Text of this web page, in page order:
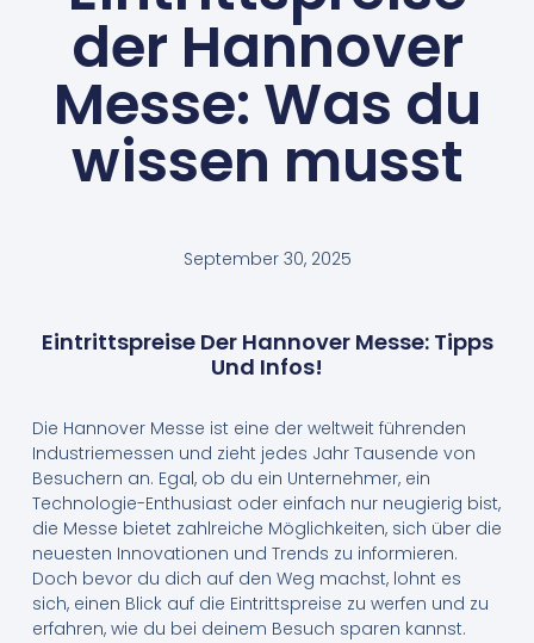
der Hannover
Messe: Was du
wissen musst
September 30, 2025
Eintrittspreise Der Hannover Messe: Tipps
Und Infos!
Die Hannover Messe ist eine der weltweit führenden
Industriemessen und zieht jedes Jahr Tausende von
Besuchern an. Egal, ob du ein Unternehmer, ein
Technologie-Enthusiast oder einfach nur neugierig bist,
die Messe bietet zahlreiche Möglichkeiten, sich über die
neuesten Innovationen und Trends zu informieren.
Doch bevor du dich auf den Weg machst, lohnt es
sich, einen Blick auf die Eintrittspreise zu werfen und zu
erfahren, wie du bei deinem Besuch sparen kannst.